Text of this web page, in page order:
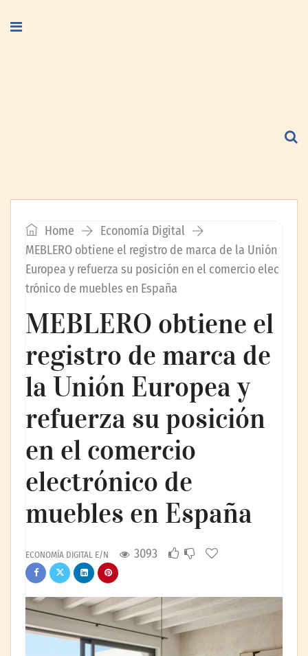
Home
Economía Digital
MEBLERO obtiene el registro de marca de la Unión
Europea y refuerza su posición en el comercio elec
trónico de muebles en España
MEBLERO obtiene el
registro de marca de
la Unión Europea y
refuerza su posición
en el comercio
electrónico de
muebles en España
ECONOMÍA DIGITAL E/N 3093